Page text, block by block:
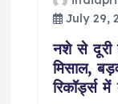
July 29,
नशे से दूरी
मिसाल,
रिकॉर्ड्स में